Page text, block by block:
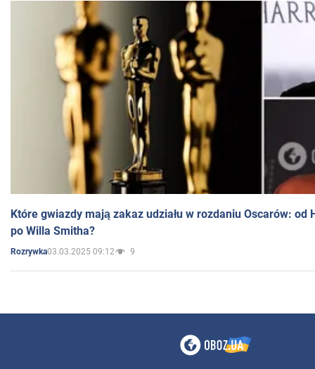
Które gwiazdy mają zakaz udziału w rozdaniu Oscarów: od
po Willa Smitha?
Rozrywka03.03.2025 09:12 9